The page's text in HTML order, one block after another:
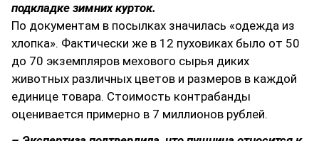
подкладке зимних курток.
По документам в посылках значилась «одежда из
хлопка». Фактически же в 12 пуховиках было от 50
до 70 экземпляров мехового сырья диких
животных различных цветов и размеров в каждой
единице товара. Стоимость контрабанды
оценивается примерно в 7 миллионов рублей.